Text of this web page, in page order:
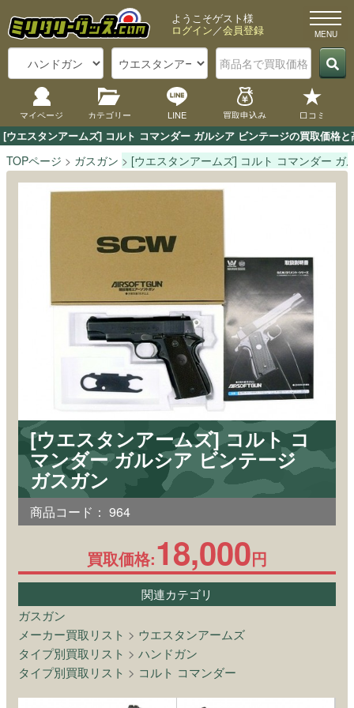
[ウエスタンアームズ] コルト コマンダー ガルシア ビンテージの買取価格
ようこそゲスト様
ログイン／会員登録
マイページ カテゴリー LINE 買取申込み 口コミ
TOPページ ガスガン [ウエスタンアームズ] コルト コマンダー ガ
[ウエスタンアームズ] コルト コ
マンダー ガルシア ビンテージ
ガスガン
商品コード： 964
買取価格:18,000円
関連カテゴリ
ガスガン
メーカー買取リスト > ウエスタンアームズ
タイプ別買取リスト > ハンドガン
タイプ別買取リスト > コルト コマンダー